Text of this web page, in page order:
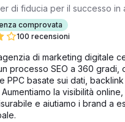
di fiducia per il successo in
comprovata
100 recensioni
di marketing digitale
processo SEO a 360 gradi,
e PPC basate sui dati,
la visibilità
e aiutiamo i brand a